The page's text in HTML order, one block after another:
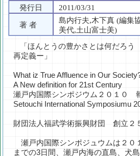
発行日
2011/03/31
著 者
島内行夫,木下真 (編集
美代,土山富士美)
「ほんとうの豊かさとは何だろ
再定義ー」
What iz True Affluence in Our
A New definition for 21st Century
瀬戸内国際シンポジウム２０１０
Setouchi International Symposiumu
財団法人福武学術振興財団 創立２
瀬戸内国際シンポジュウムは２０
までの3日間、瀬戸内海の直島、犬